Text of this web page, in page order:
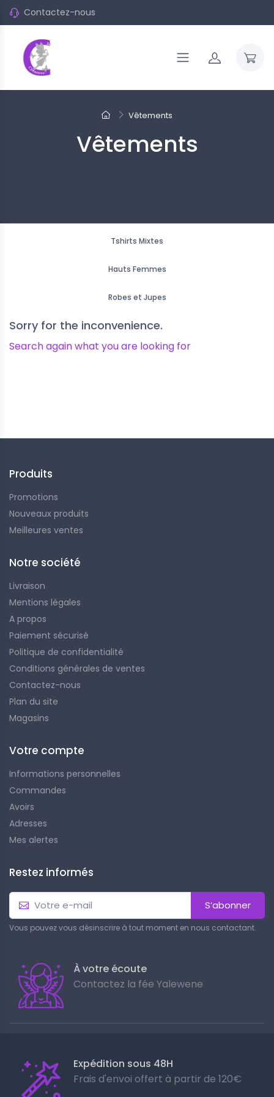
Contactez-nous
Vêtements
Vêtements
Tshirts Mixtes
Hauts Femmes
Robes et Jupes
Sorry for the inconvenience.
Search again what you are looking for
Produits
Promotions
Nouveaux produits
Meilleures ventes
Notre société
Livraison
Mentions légales
A propos
Paiement sécurisé
Politique de confidentialité
Conditions générales de ventes
Contactez-nous
Plan du site
Magasins
Votre compte
Informations personnelles
Commandes
Avoirs
Adresses
Mes alertes
Restez informés
S’abonner
Vous pouvez vous désinscrire à tout moment en nous contactant.
À votre écoute
Contactez la fée Yalewene
Expédition sous 48H
Frais d'envoi offert à partir de 120€